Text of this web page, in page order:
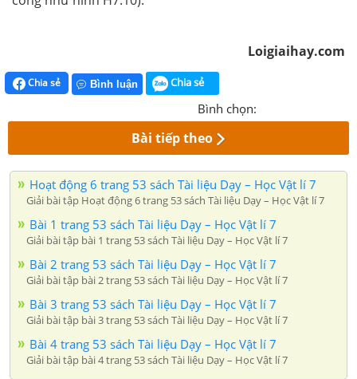
Loigiaihay.com
Chia sẻ Bình luận Chia sẻ
Bình chọn:
Bài tiếp theo
Hoạt động 6 trang 53 sách Tài liệu Dạy – Học Vật lí 7
Giải bài tập Hoạt động 6 trang 53 sách Tài liệu Dạy – Học Vật lí 7
Bài 1 trang 53 sách Tài liệu Dạy – Học Vật lí 7
Giải bài tập bài 1 trang 53 sách Tài liệu Dạy – Học Vật lí 7
Bài 2 trang 53 sách Tài liệu Dạy – Học Vật lí 7
Giải bài tập bài 2 trang 53 sách Tài liệu Dạy – Học Vật lí 7
Bài 3 trang 53 sách Tài liệu Dạy – Học Vật lí 7
Giải bài tập bài 3 trang 53 sách Tài liệu Dạy – Học Vật lí 7
Bài 4 trang 53 sách Tài liệu Dạy – Học Vật lí 7
Giải bài tập bài 4 trang 53 sách Tài liệu Dạy – Học Vật lí 7